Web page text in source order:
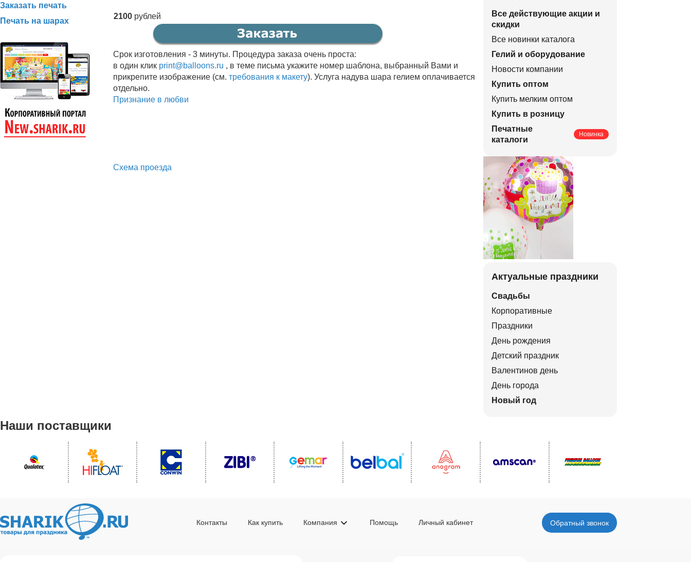
Заказать печать
Печать на шарах
2100 рублей
Срок изготовления - 3 минуты. Процедура заказа очень проста:
в один клик print@balloons.ru , в теме письма укажите номер шаблона, выбранный Вами и
прикрепите изображение (см. требования к макету). Услуга надува шара гелием оплачивается
отдельно.
Признание в любви
Схема проезда
Все действующие акции и
скидки
Все новинки каталога
Гелий и оборудование
Новости компании
Купить оптом
Купить мелким оптом
Купить в розницу
Печатные
каталоги
Новинка
Актуальные праздники
Свадьбы
Корпоративные
Праздники
День рождения
Детский праздник
Валентинов день
День города
Новый год
Наши поставщики
Контакты Как купить Компания Помощь Личный кабинет Обратный звонок